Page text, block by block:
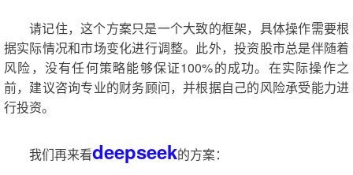
请记住，这个方案只是一个大致的框架，具体操作需要根
据实际情况和市场变化进行调整。此外，投资股市总是伴随着
风险，没有任何策略能够保证100%的成功。在实际操作之
前，建议咨询专业的财务顾问，并根据自己的风险承受能力进
行投资。
我们再来看deepseek的方案：